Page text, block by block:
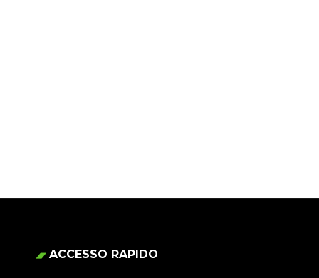
ACCESSO RAPIDO